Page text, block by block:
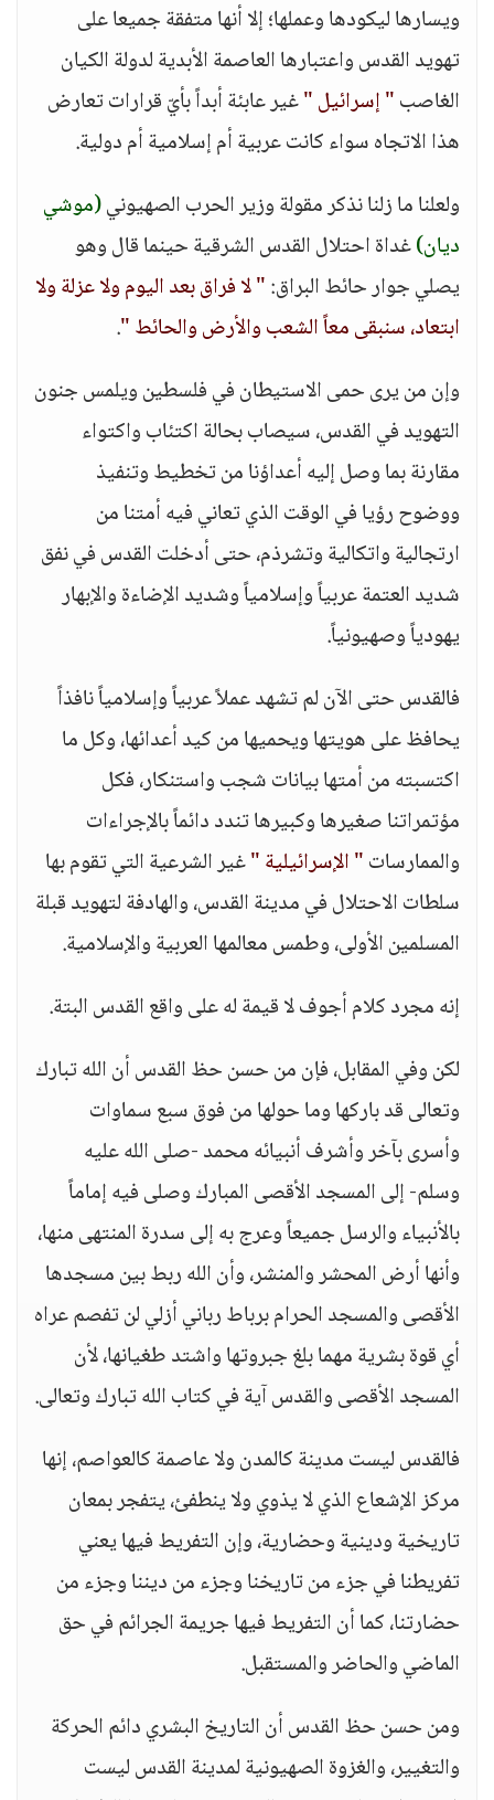
ويسارها ليكودها وعملها؛ إلا أنها متفقة جميعا على
تهويد القدس واعتبارها العاصمة الأبدية لدولة الكيان
الغاصب" إسرائيل "غير عابئة أبداً بأيّ قرارات تعارض
هذا الاتجاه سواء كانت عربية أم إسلامية أم دولية.
ولعلنا ما زلنا نذكر مقولة وزير الحرب الصهيوني(موشي
ديان)غداة احتلال القدس الشرقية حينما قال وهو
يصلي جوار حائط البراق:" لا فراق بعد اليوم ولا عزلة ولا
ابتعاد، سنبقى معاً الشعب والأرض والحائط ".
وإن من يرى حمى الاستيطان في فلسطين ويلمس جنون
التهويد في القدس، سيصاب بحالة اكتئاب واكتواء
مقارنة بما وصل إليه أعداؤنا من تخطيط وتنفيذ
ووضوح رؤيا في الوقت الذي تعاني فيه أمتنا من
ارتجالية واتكالية وتشرذم، حتى أدخلت القدس في نفق
شديد العتمة عربياً وإسلامياً وشديد الإضاءة والإبهار
يهودياً وصهيونياً.
فالقدس حتى الآن لم تشهد عملاً عربياً وإسلامياً نافذاً
يحافظ على هويتها ويحميها من كيد أعدائها، وكل ما
اكتسبته من أمتها بيانات شجب واستنكار، فكل
مؤتمراتنا صغيرها وكبيرها تندد دائماً بالإجراءات
والممارسات" الإسرائيلية "غير الشرعية التي تقوم بها
سلطات الاحتلال في مدينة القدس، والهادفة لتهويد قبلة
المسلمين الأولى، وطمس معالمها العربية والإسلامية.
إنه مجرد كلام أجوف لا قيمة له على واقع القدس البتة.
لكن وفي المقابل، فإن من حسن حظ القدس أن الله تبارك
وتعالى قد باركها وما حولها من فوق سبع سماوات
وأسرى بآخر وأشرف أنبيائه محمد -صلى الله عليه
وسلم- إلى المسجد الأقصى المبارك وصلى فيه إماماً
بالأنبياء والرسل جميعاً وعرج به إلى سدرة المنتهى منها،
وأنها أرض المحشر والمنشر، وأن الله ربط بين مسجدها
الأقصى والمسجد الحرام برباط رباني أزلي لن تفصم عراه
أي قوة بشرية مهما بلغ جبروتها واشتد طغيانها، لأن
المسجد الأقصى والقدس آية في كتاب الله تبارك وتعالى.
فالقدس ليست مدينة كالمدن ولا عاصمة كالعواصم، إنها
مركز الإشعاع الذي لا يذوي ولا ينطفئ، يتفجر بمعان
تاريخية ودينية وحضارية، وإن التفريط فيها يعني
تفريطنا في جزء من تاريخنا وجزء من ديننا وجزء من
حضارتنا، كما أن التفريط فيها جريمة الجرائم في حق
الماضي والحاضر والمستقبل.
ومن حسن حظ القدس أن التاريخ البشري دائم الحركة
والتغيير، والغزوة الصهيونية لمدينة القدس ليست